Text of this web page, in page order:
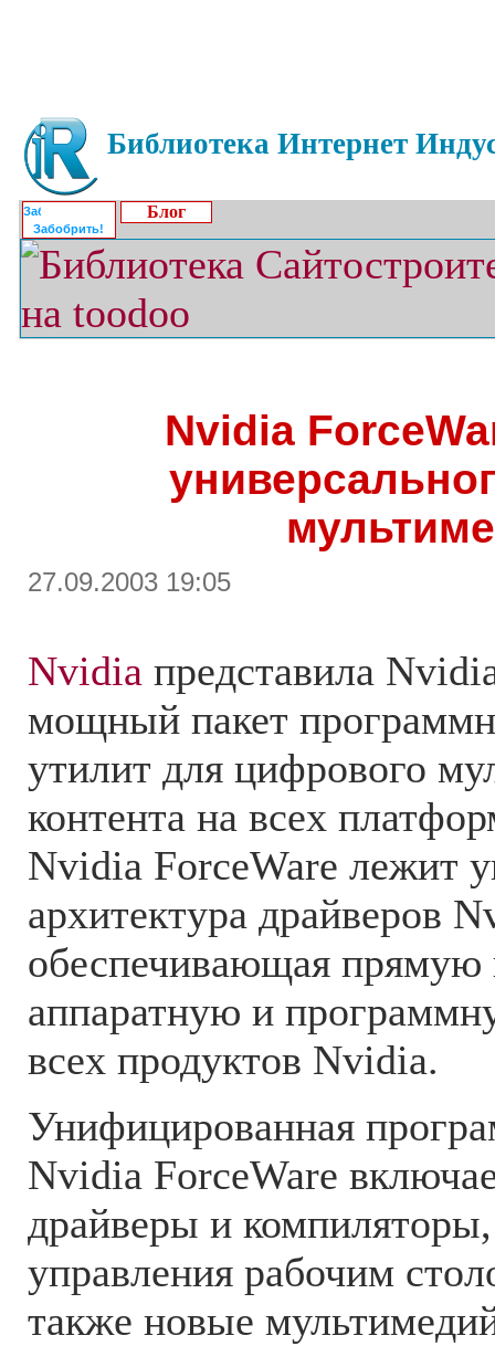
Библиотека Интернет
Забобрить!
Блог
Nvidia
27.09.2003 19:05
Nvidia представила
мощный пакет
утилит для цифрового
контента на всех
Nvidia ForceWare лежит
архитектура драйверов
обеспечивающая прямую
аппаратную и
всех продуктов Nvidia.
Унифицированная
Nvidia ForceWare
драйверы и компиляторы,
управления рабочим
также новые